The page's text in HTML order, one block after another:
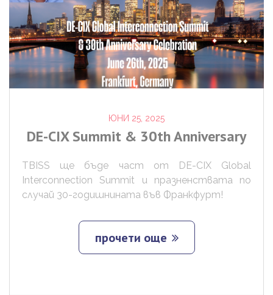
ЮНИ 25, 2025
DE-CIX Summit & 30thAnniversary
TBISS ще бъде част от DE-CIX Global
Interconnection Summit и празненствата по
случай 30-годишнината във Франкфурт!
прочети още